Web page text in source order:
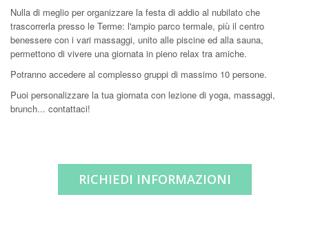
Nulla di meglio per organizzare la festa di addio al nubilato che
trascorrerla presso le Terme: l'ampio parco termale, più il centro
benessere con i vari massaggi, unito alle piscine ed alla sauna,
permettono di vivere una giornata in pieno relax tra amiche.
Potranno accedere al complesso gruppi di massimo 10 persone.
Puoi personalizzare la tua giornata con lezione di yoga, massaggi,
brunch... contattaci!
RICHIEDI INFORMAZIONI